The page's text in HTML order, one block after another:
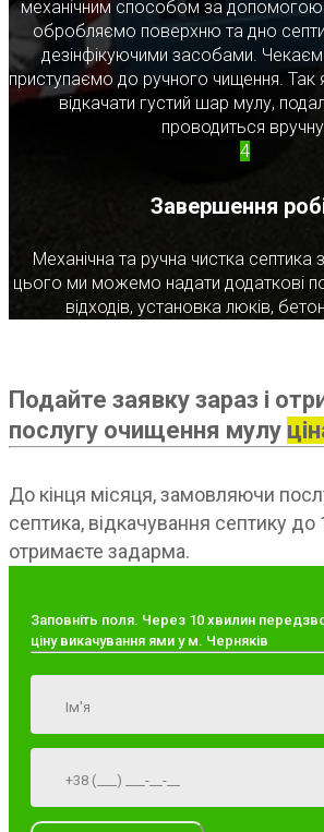
механічним способом за допомогою
обробляємо поверхню та дно
дезінфікуючими засобами.
приступаємо до ручного чищення. Так
відкачати густий шар мулу,
проводиться
4
Завершення
Механічна та ручна чистка септика
цього ми можемо надати додаткові
відходів, установка люків,
Подайте заявку зараз і
послугу очищення мулу
До кінця місяця, замовляючи
септика, відкачування септику до
отримаєте задарма.
Заповніть поля. Через 10 хвилин
ціну викачування ями у м. Черняків